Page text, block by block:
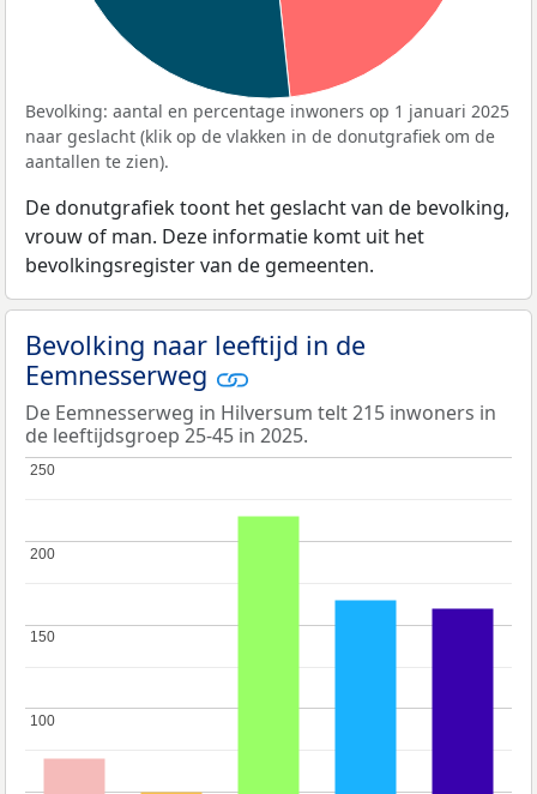
Bevolking: aantal en percentage inwoners op 1 januari 2025
naar geslacht (klik op de vlakken in de donutgrafiek om de
aantallen te zien).
De donutgrafiek toont het geslacht van de bevolking,
vrouw of man. Deze informatie komt uit het
bevolkingsregister van de gemeenten.
Bevolking naar leeftijd in de
Eemnesserweg
De Eemnesserweg in Hilversum telt 215 inwoners in
de leeftijdsgroep 25-45 in 2025.
100
100
150
150
200
200
250
250